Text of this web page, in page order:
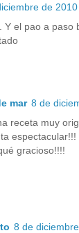
de
Y el pao a paso
mar 8 de
receta muy
espectacular!!!
gracioso!!!!
8 de